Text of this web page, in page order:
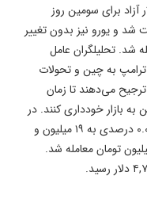
آزاد برای سومین روز
و ۵۰۰ تومان تثبیت شد و یورو نیز بدون تغییر
تومان معامله شد. تحلیلگران عامل
ترامپ به چین و تحولات
می‌دهند تا زمان
بازار خودداری کنند. در
بازار طلا، هر گرم طلای ۱۸ عیار با افزایش ۰.۰۷ درصدی به ۱۹ میلیون و
تومان رسید. سکه امامی نیز ۱۹۶ میلیون تومان معامله شد.